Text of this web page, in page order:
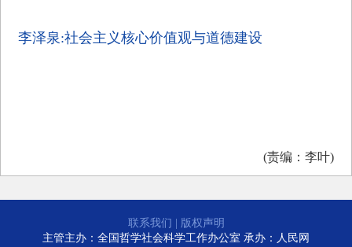
李泽泉:社会主义核心价值观与道德建设
(责编：李叶)
联系我们
版权声明
主管主办：全国哲学社会科学工作办公室 承办：人民网